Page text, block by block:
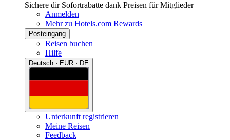
Sichere dir Sofortrabatte dank Preisen für Mitglieder
Anmelden
Mehr zu Hotels.com Rewards
Posteingang
Reisen buchen
Hilfe
Deutsch · EUR · DE
Unterkunft registrieren
Meine Reisen
Feedback